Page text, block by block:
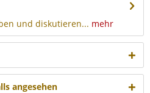
und diskutieren... mehr
angesehen